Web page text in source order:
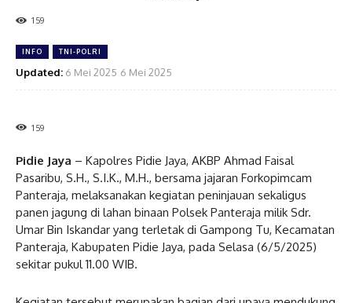
159
INFO TNI-POLRI
Updated: 6 Mei 2025 6 Mei 2025
159
Pidie Jaya – Kapolres Pidie Jaya, AKBP Ahmad Faisal
Pasaribu, S.H., S.I.K., M.H., bersama jajaran Forkopimcam
Panteraja, melaksanakan kegiatan peninjauan sekaligus
panen jagung di lahan binaan Polsek Panteraja milik Sdr.
Umar Bin Iskandar yang terletak di Gampong Tu, Kecamatan
Panteraja, Kabupaten Pidie Jaya, pada Selasa (6/5/2025)
sekitar pukul 11.00 WIB.